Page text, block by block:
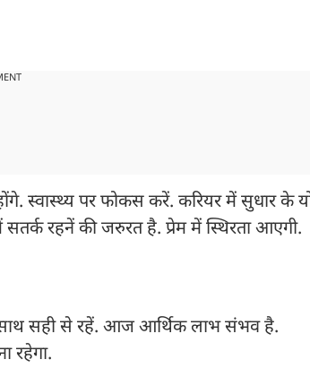
स्वास्थ्य पर फोकस करें. करियर में सुधार के
रहनें की जरुरत है. प्रेम में स्थिरता आएगी.
सही से रहें. आज आर्थिक लाभ संभव है.
रहेगा.